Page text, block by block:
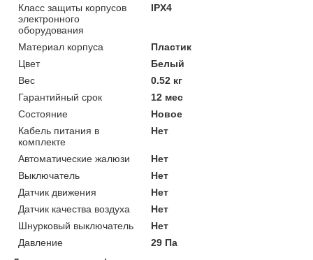
Класс защиты корпусов
электронного
оборудования
IPХ4
Материал корпуса
Пластик
Цвет
Белый
Вес
0.52 кг
Гарантийный срок
12 мес
Состояние
Новое
Кабель питания в
комплекте
Нет
Автоматические жалюзи
Нет
Выключатель
Нет
Датчик движения
Нет
Датчик качества воздуха
Нет
Шнурковый выключатель
Нет
Давление
29 Па